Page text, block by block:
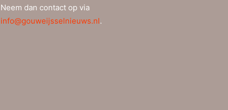
Neem dan contact op via
info@gouweijsselnieuws.nl.